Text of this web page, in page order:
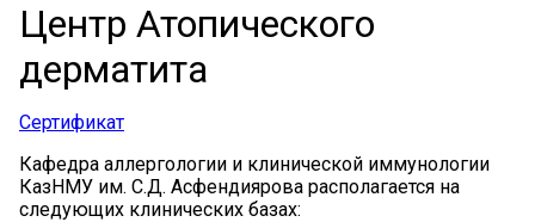
Центр Атопического
дерматита
Сертификат
Кафедра аллергологии и клинической иммунологии
КазНМУ им. С.Д. Асфендиярова располагается на
следующих клинических базах: